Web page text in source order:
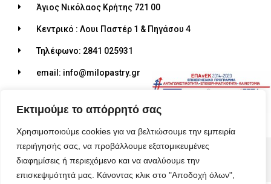
Εκτιμούμε το απόρρητό σας
Χρησιμοποιούμε cookies για να βελτιώσουμε την εμπειρία
περιήγησής σας, να προβάλλουμε εξατομικευμένες
διαφημίσεις ή περιεχόμενο και να αναλύουμε την
επισκεψιμότητά μας. Κάνοντας κλικ στο "Αποδοχή όλων",
Άγιος Νικόλαος Κρήτης 721 00
Κεντρικό : Λουι Παστέρ 1 & Πηγάσου 4
Τηλέφωνο: 2841 025931
email: info@milopastry.gr
© 2026 ALL RIGHTS RESERVED​